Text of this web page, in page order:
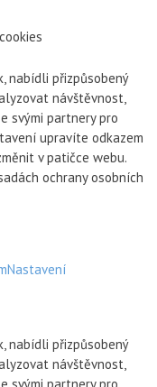
nabídli přizpůsobený
návštěvnost,
svými partnery pro
upravíte odkazem
v patičce webu.
ochrany osobních
Nastavení
nabídli přizpůsobený
návštěvnost,